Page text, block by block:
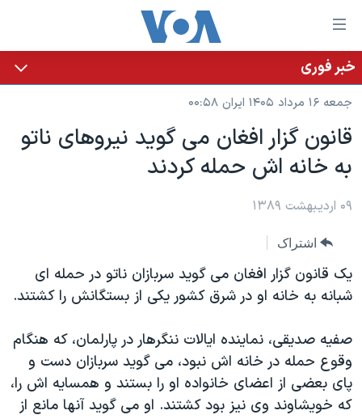
لینکهای
قابل
دسترسی
جهش
محتوای
اصلی
جهش
به
اصلی
جهش
به
خانه
نسخه سبک وب‌سایت
موضوع ها
ایران
آمریکا
گزیده‌ها
ویدیوها
فرهنگ و زندگی
حقوق شهروندی
برنامه های تلویزیونی
جدول برنامه ها
صفحه‌های ویژه
عملیات خشم حماسی
بایگانی برنامه‌های تلویزیونی
مستندها
انتخابات ریاست جمهوری آمریکا ۲۰۲۴
فرکانس‌های صدای آمریکا
پخش رادیویی
یادگیری زبان انگلیسی
دنبال کنید
خبر فوری
جمعه ۱۶ مرداد ۱۴۰۵ ایران ۰۰:۵۸
قانون گزار افغان می گوید نیروهای ناتو
به خانه اش حمله کردند
۰۹ اردیبهشت ۱۳۸۹
اشتراک
یک قانون گزار افغان می گوید سربازان ناتو در حمله ای
شبانه به خانه او در شرق کشور یکی از بستگانش را کشتند.
صفیه صدیقی، نماینده ایالات ننگرهار در پارلمان، که هنگام
وقوع حمله در خانه اش نبود، می گوید سربازان دست و
پای بعضی از اعضای خانواده او را بستند و همسایه اش را،
که خویشاوند وی نیز بود کشتند. او می گوید آنها مانع از